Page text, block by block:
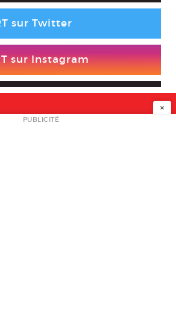
sur Twitter
sur Instagram
×
PUBLICITÉ